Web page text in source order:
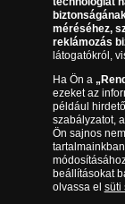
Adatkezelés
Magyar
méréséhez,
reklámozás
látogatókról,
Ha Ön a
ezeket az
például
szabályzatot,
Ön sajnos
beállításokat
olvassa el süti